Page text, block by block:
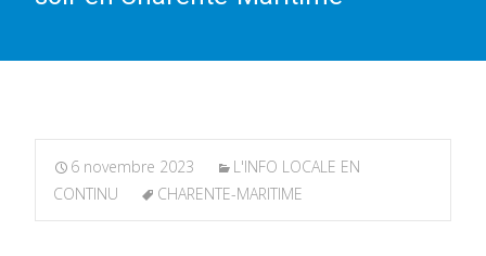
6 novembre 2023
L'INFO LOCALE EN
CONTINU
CHARENTE-MARITIME